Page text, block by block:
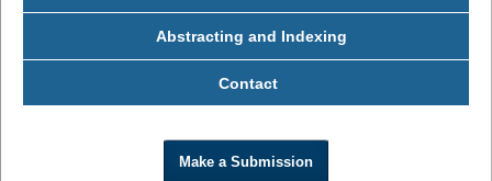
Abstracting and Indexing
Contact
Make a Submission